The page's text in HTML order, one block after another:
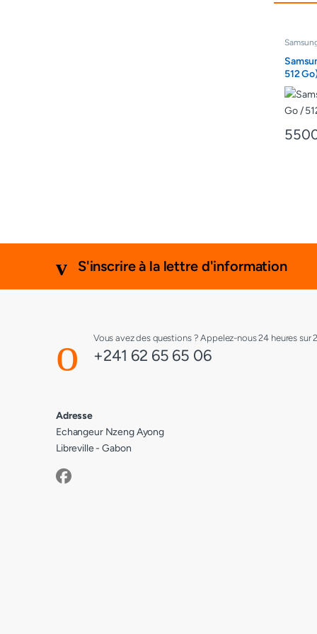
512
S'inscrire à la lettre d'information
Vous avez des questions ? Appelez-nous 24 heures sur
+241 62 65 65 06
Adresse
Echangeur Nzeng Ayong
Libreville - Gabon